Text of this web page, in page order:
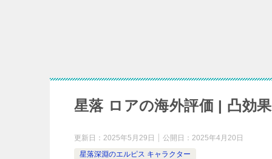
星落 ロアの海外評価 | 凸効
更新日： 2025年5月29日 公開日： 2025年4月20日
星落深淵のエルピス キャラクター